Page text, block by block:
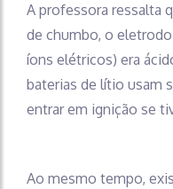
A professora ressalta
de chumbo, o
íons elétricos) era
baterias de lítio usam
entrar em ignição se
Ao mesmo tempo,